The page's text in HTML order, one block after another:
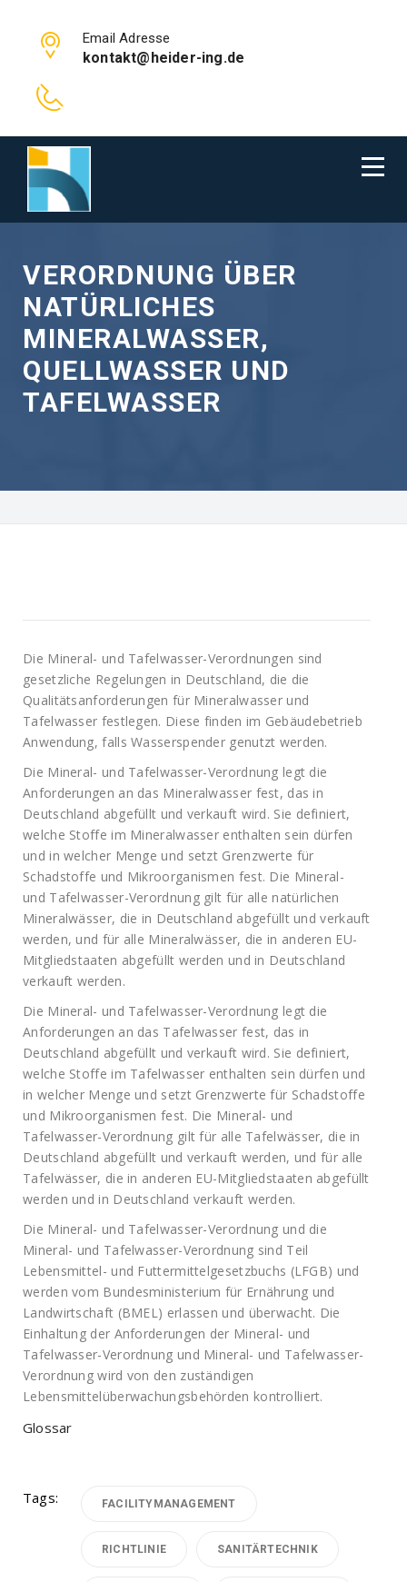
Email Adresse
kontakt@heider-ing.de
VERORDNUNG ÜBER
NATÜRLICHES
MINERALWASSER,
QUELLWASSER UND
TAFELWASSER
Die Mineral- und Tafelwasser-Verordnungen sind
gesetzliche Regelungen in Deutschland, die die
Qualitätsanforderungen für Mineralwasser und
Tafelwasser festlegen. Diese finden im Gebäudebetrieb
Anwendung, falls Wasserspender genutzt werden.
Die Mineral- und Tafelwasser-Verordnung legt die
Anforderungen an das Mineralwasser fest, das in
Deutschland abgefüllt und verkauft wird. Sie definiert,
welche Stoffe im Mineralwasser enthalten sein dürfen
und in welcher Menge und setzt Grenzwerte für
Schadstoffe und Mikroorganismen fest. Die Mineral-
und Tafelwasser-Verordnung gilt für alle natürlichen
Mineralwässer, die in Deutschland abgefüllt und verkauft
werden, und für alle Mineralwässer, die in anderen EU-
Mitgliedstaaten abgefüllt werden und in Deutschland
verkauft werden.
Die Mineral- und Tafelwasser-Verordnung legt die
Anforderungen an das Tafelwasser fest, das in
Deutschland abgefüllt und verkauft wird. Sie definiert,
welche Stoffe im Tafelwasser enthalten sein dürfen und
in welcher Menge und setzt Grenzwerte für Schadstoffe
und Mikroorganismen fest. Die Mineral- und
Tafelwasser-Verordnung gilt für alle Tafelwässer, die in
Deutschland abgefüllt und verkauft werden, und für alle
Tafelwässer, die in anderen EU-Mitgliedstaaten abgefüllt
werden und in Deutschland verkauft werden.
Die Mineral- und Tafelwasser-Verordnung und die
Mineral- und Tafelwasser-Verordnung sind Teil
Lebensmittel- und Futtermittelgesetzbuchs (LFGB) und
werden vom Bundesministerium für Ernährung und
Landwirtschaft (BMEL) erlassen und überwacht. Die
Einhaltung der Anforderungen der Mineral- und
Tafelwasser-Verordnung und Mineral- und Tafelwasser-
Verordnung wird von den zuständigen
Lebensmittelüberwachungsbehörden kontrolliert.
Glossar
Tags: FACILITYMANAGEMENT
RICHTLINIE SANITÄRTECHNIK